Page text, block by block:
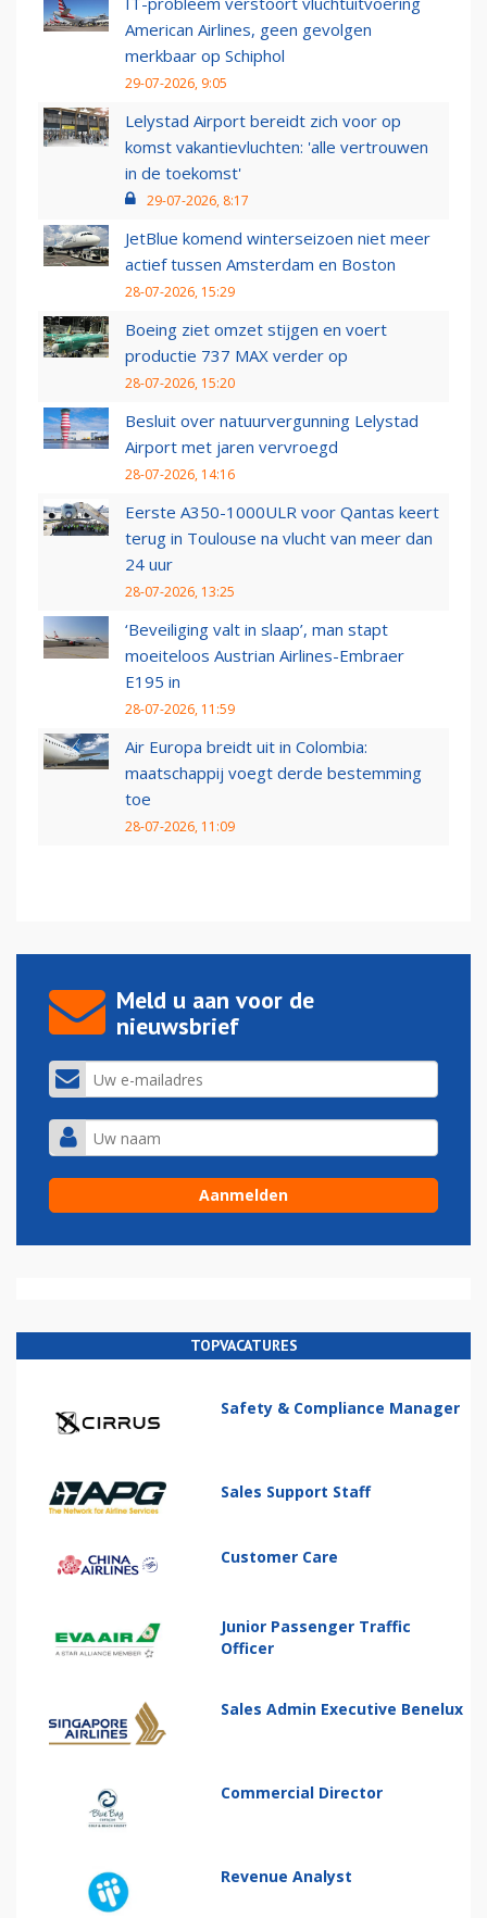
American Airlines, geen gevolgen
merkbaar op Schiphol
29-07-2026, 9:05
Lelystad Airport bereidt zich voor op
komst vakantievluchten: 'alle vertrouwen
in de toekomst'
29-07-2026, 8:17
JetBlue komend winterseizoen niet meer
actief tussen Amsterdam en Boston
28-07-2026, 15:29
Boeing ziet omzet stijgen en voert
productie 737 MAX verder op
28-07-2026, 15:20
Besluit over natuurvergunning Lelystad
Airport met jaren vervroegd
28-07-2026, 14:16
Eerste A350-1000ULR voor Qantas keert
terug in Toulouse na vlucht van meer dan
24 uur
28-07-2026, 13:25
‘Beveiliging valt in slaap’, man stapt
moeiteloos Austrian Airlines-Embraer
E195 in
28-07-2026, 11:59
Air Europa breidt uit in Colombia:
maatschappij voegt derde bestemming
toe
28-07-2026, 11:09
Meld u aan voor de
nieuwsbrief
TOPVACATURES
Safety & Compliance Manager
Sales Support Staff
Customer Care
Junior Passenger Traffic
Officer
Sales Admin Executive Benelux
Commercial Director
Revenue Analyst